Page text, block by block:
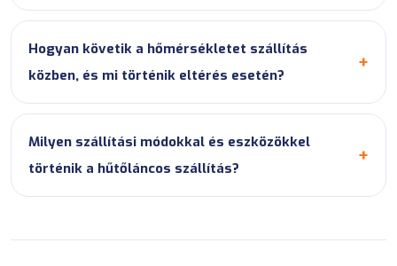
Hogyan követik a hőmérsékletet szállítás
közben, és mi történik eltérés esetén?
Milyen szállítási módokkal és eszközökkel
történik a hűtőláncos szállítás?